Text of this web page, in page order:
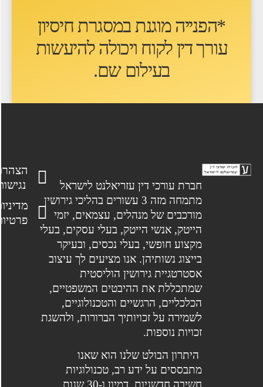
*הפנייה מוגנת במסגרת חיסיון
עורך דין לקוח ו יכולה להיעשות
בעילום שם.
חברת עורכי דין עזריאלנט לישראל
מתמחה מזה 3 עשורים בהליכי גירושין
מורכבים של מנהלים, עצמאים, יזמי
הייטק, אנשי הייטק, בעלי עסקים, בעלי
מקצוע חופשי, בעלי נכסים, ובעיקר
בייצוג נשותיהן. אנו מציעים לך עיצוב
אסטרטגיית גירושין הוליסטית
שמתכללת את ההיבטים המשפטיים,
הכלכליים, הרגשיים והטכנולוגיים,
לשמירה על זכויותיך הברורות, ולהשגת
זכויות נוספות.
היתרון הבולט שלנו הוא שאנו
מתבססים על ידע רב, טכנולוגיות
חשיבה חדשניות, דמיון ו-30 שנות
הצהרת
נגישות
מדיניות
פרטיות